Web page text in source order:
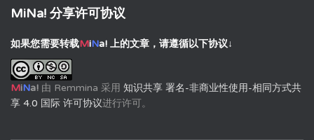
MiNa! 分享许可协议
如果您需要转载MiNa! 上的文章，请遵循以下协议↓
MiNa! 由 Remmina 采用 知识共享 署名-非商业性使用-相同方式共
享 4.0 国际 许可协议进行许可。